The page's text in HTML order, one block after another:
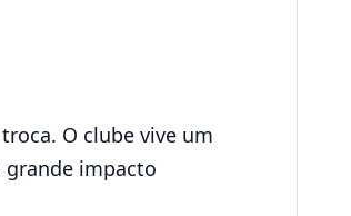
O clube vive um
grande impacto